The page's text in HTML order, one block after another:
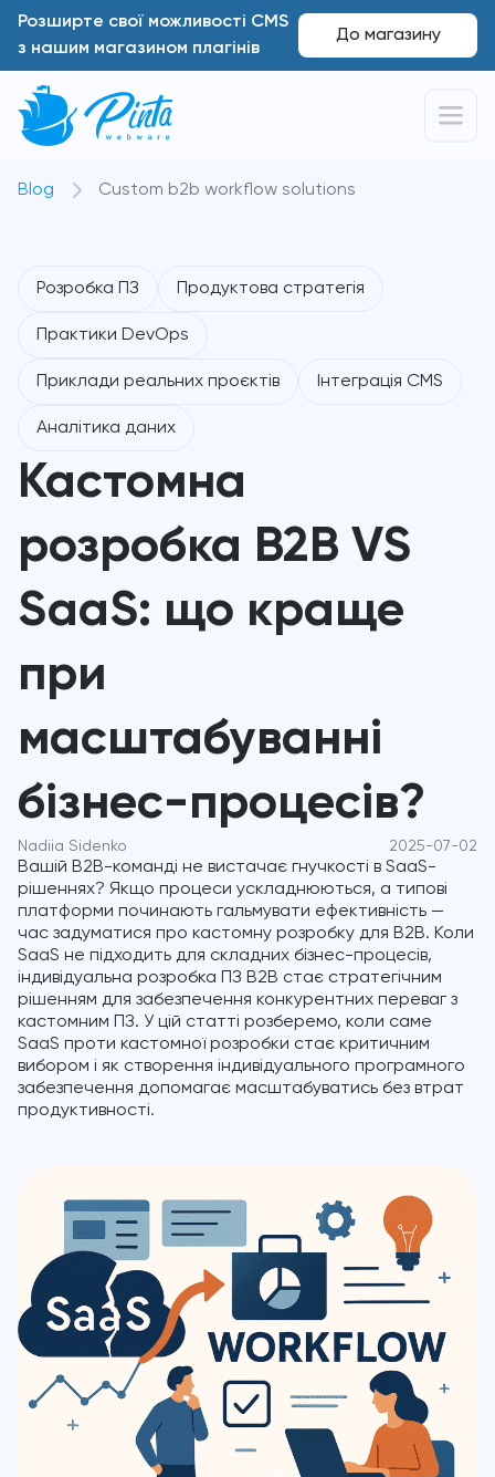
Розширте свої можливості CMS
з нашим магазином плагінів
До магазину
Blog Custom b2b workflow solutions
Розробка ПЗ Продуктова стратегія
Практики DevOps
Приклади реальних проєктів Інтеграція CMS
Аналітика даних
Кастомна
розробка B2B VS
SaaS: що краще
при
масштабуванні
бізнес-процесів?
Nadiia Sidenko 2025-07-02
Вашій B2B-команді не вистачає гнучкості в SaaS-
рішеннях? Якщо процеси ускладнюються, а типові
платформи починають гальмувати ефективність —
час задуматися про кастомну розробку для B2B. Коли
SaaS не підходить для складних бізнес-процесів,
індивідуальна розробка ПЗ B2B стає стратегічним
рішенням для забезпечення конкурентних переваг з
кастомним ПЗ. У цій статті розберемо, коли саме
SaaS проти кастомної розробки стає критичним
вибором і як створення індивідуального програмного
забезпечення допомагає масштабуватись без втрат
продуктивності.